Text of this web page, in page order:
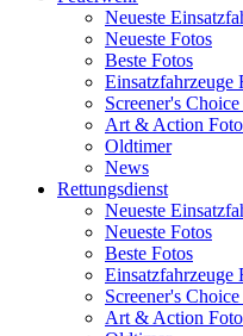
Neueste
Neueste Fotos
Beste Fotos
Einsatzfahrzeuge
Screener's
Art & Action
Oldtimer
News
Rettungsdienst
Neueste
Neueste Fotos
Beste Fotos
Einsatzfahrzeuge
Screener's
Art & Action